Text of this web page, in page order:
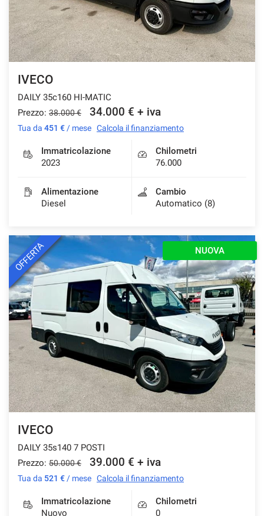
IVECO
DAILY 35c160 HI-MATIC
Prezzo: 38.000 € 34.000 € + iva
Tua da 451 € / mese Calcola il finanziamento
Immatricolazione
2023
Chilometri
76.000
Alimentazione
Diesel
Cambio
Automatico (8)
OFFERTA NUOVA
IVECO
DAILY 35s140 7 POSTI
Prezzo: 50.000 € 39.000 € + iva
Tua da 521 € / mese Calcola il finanziamento
Immatricolazione
Nuovo
Chilometri
0